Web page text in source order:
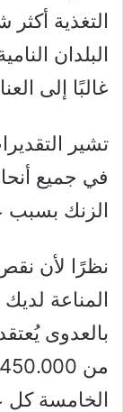
التغذية
البلدان
غالبًا إلى
في جميع
الزنك بسبب
نظرًا لأن
المناعة
بالعدوى
الخامسة كل